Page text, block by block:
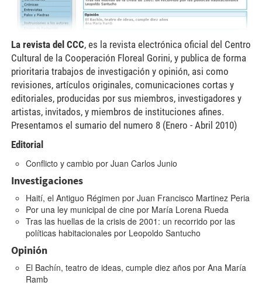
La revista del CCC, es la revista electrónica oficial del Centro
Cultural de la Cooperación Floreal Gorini, y publica de forma
prioritaria trabajos de investigación y opinión, asi como
revisiones, artículos originales, comunicaciones cortas y
editoriales, producidas por sus miembros, investigadores y
artistas, invitados, y miembros de instituciones afines.
Presentamos el sumario del numero 8 (Enero - Abril 2010)
Editorial
Conflicto y cambio por Juan Carlos Junio
Investigaciones
Haití, el Antiguo Régimen por Juan Francisco Martinez Peria
Por una ley municipal de cinepor María Lorena Rueda
Tras las huellas de la crisis de 2001: un recorrido por las
políticas habitacionalespor Leopoldo Santucho
Opinión
El Bachín, teatro de ideas, cumple diez añospor Ana María
Ramb